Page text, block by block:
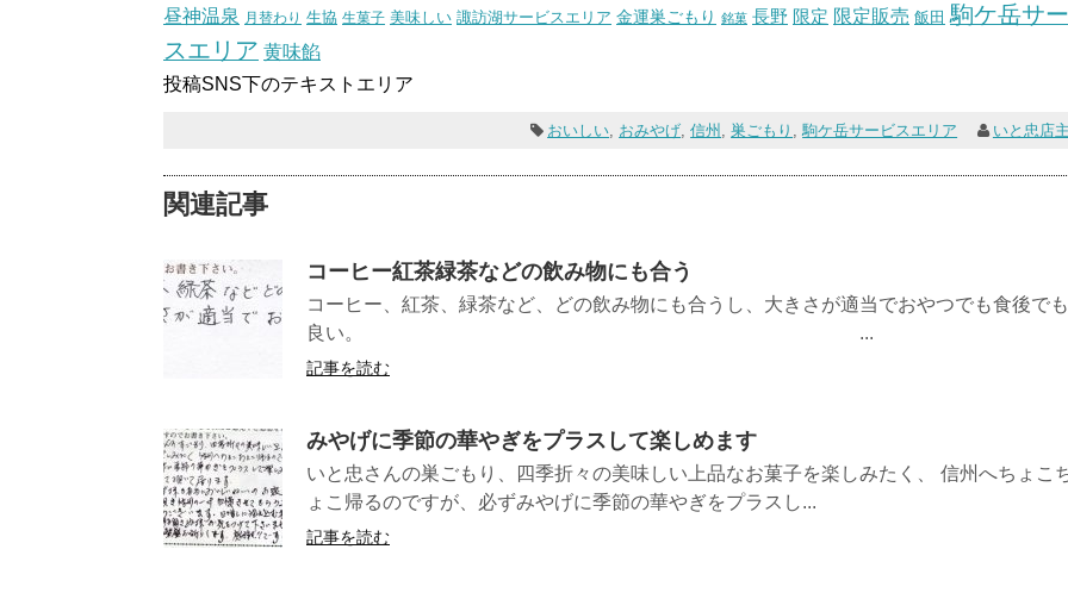
昼神温泉 月替わり 生協 生菓子 美味しい 諏訪湖サービスエリア 金運巣ごもり 銘菓 長野 限定 限定販売 飯田 駒ケ岳サ
スエリア 黄味餡
投稿SNS下のテキストエリア
おいしい, おみやげ,信州 ,巣ごもり ,駒ケ岳サービスエリア いと忠店主
関連記事
コーヒー紅茶緑茶などの飲み物にも合う
コーヒー、紅茶、緑茶など、どの飲み物にも合うし、大きさが適当でおやつでも食後でも
良い。 ...
記事を読む
みやげに季節の華やぎをプラスして楽しめます
いと忠さんの巣ごもり、四季折々の美味しい上品なお菓子を楽しみたく、 信州へちょこ
ょこ帰るのですが、必ずみやげに季節の華やぎをプラスし...
記事を読む